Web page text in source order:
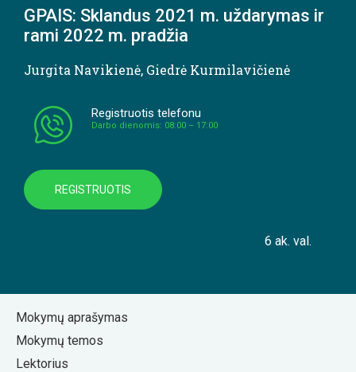
GPAIS: Sklandus 2021 m. uždarymas ir
rami 2022 m. pradžia
Jurgita Navikienė, Giedrė Kurmilavičienė
Registruotis telefonu
Darbo dienomis: 08:00 – 17:00
REGISTRUOTIS
6 ak. val.
Mokymų aprašymas
Mokymų temos
Lektorius